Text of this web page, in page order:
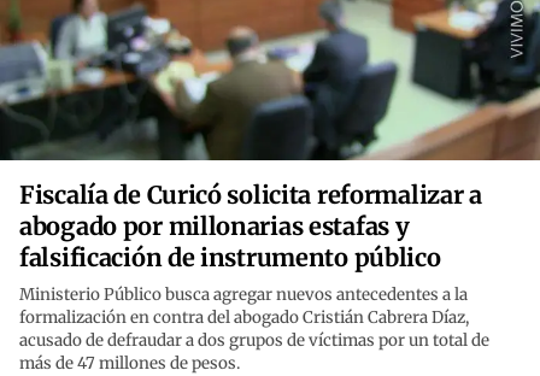
Fiscalía de Curicó solicita reformalizar a
abogado por millonarias estafas y
falsificación de instrumento público
Ministerio Público busca agregar nuevos antecedentes a la
formalización en contra del abogado Cristián Cabrera Díaz,
acusado de defraudar a dos grupos de víctimas por un total de
más de 47 millones de pesos.